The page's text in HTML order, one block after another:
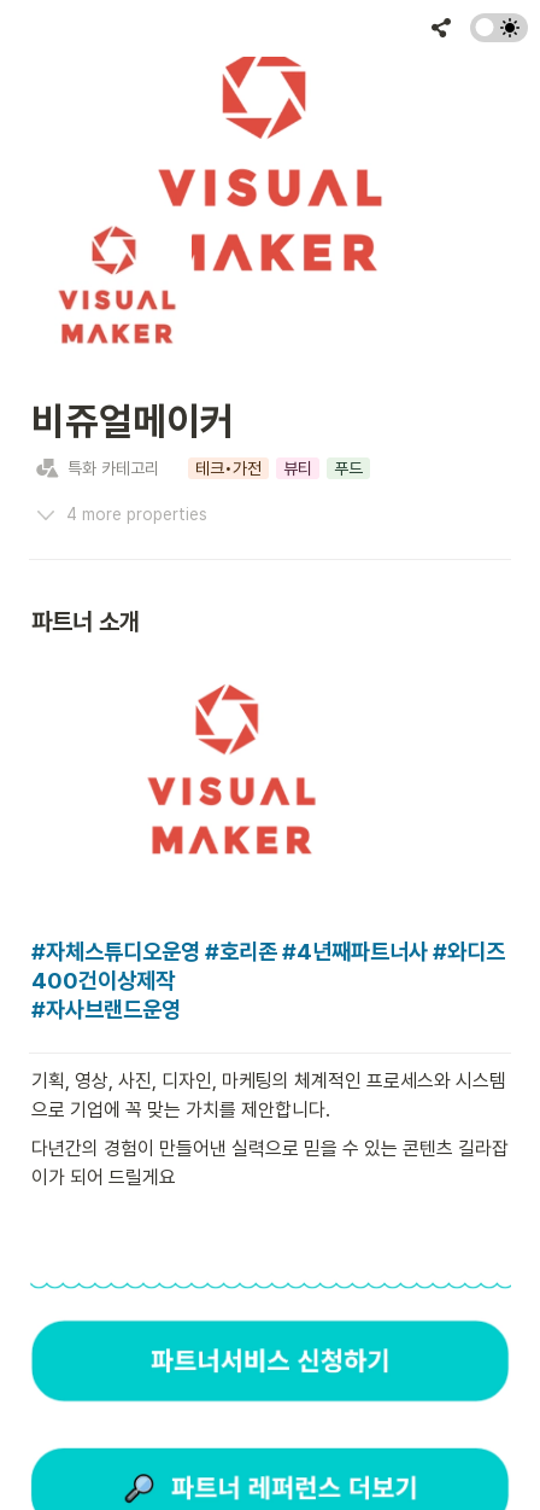
비쥬얼메이커
특화 카테고리 테크•가전 뷰티 푸드
4 more properties
파트너 소개
#자체스튜디오운영 #호리존 #4년째파트너사 #와디즈
400건이상제작
#자사브랜드운영
기획, 영상, 사진, 디자인, 마케팅의 체계적인 프로세스와 시스템
으로 기업에 꼭 맞는 가치를 제안합니다.
다년간의 경험이 만들어낸 실력으로 믿을 수 있는 콘텐츠 길라잡
이가 되어 드릴게요